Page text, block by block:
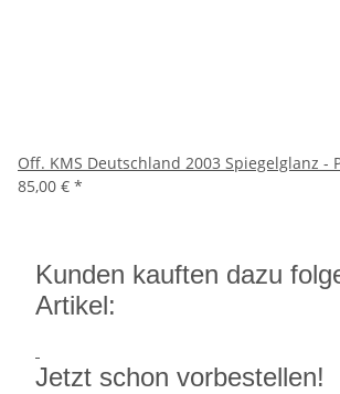
Off. KMS Deutschland 2003 Spiegelglanz -
85,00 € *
Kunden kauften dazu
Artikel:
Jetzt schon vorbestellen!